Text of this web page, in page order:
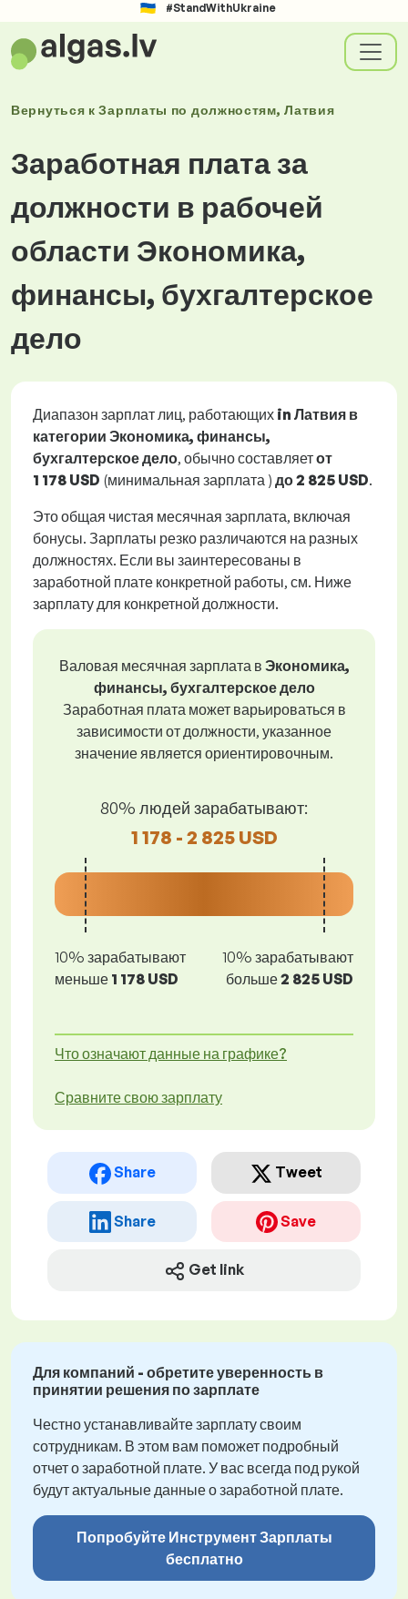
#StandWithUkraine
Вернуться кЗарплаты по должностям, Латвия
Заработная плата за
должности в рабочей
области Экономика,
финансы, бухгалтерское
дело
Диапазон зарплат лиц, работающих in Латвия в
категории Экономика, финансы,
бухгалтерское дело, обычно составляетот
1 178 USD (минимальная зарплата ) до2 825 USD.
Это общая чистая месячная зарплата, включая
бонусы. Зарплаты резко различаются на разных
должностях. Если вы заинтересованы в
заработной плате конкретной работы, см. Ниже
зарплату для конкретной должности.
Валовая месячная зарплата в Экономика,
финансы, бухгалтерское дело
Заработная плата может варьироваться в
зависимости от должности, указанное
значение является ориентировочным.
80% людей зарабатывают:
1 178 - 2 825 USD
10% зарабатывают
меньше 1 178 USD
10% зарабатывают
больше2 825 USD
Что означают данные на графике?
Сравните свою зарплату
Share Tweet
Share Save
Get link
Для компаний - обретите уверенность в
принятии решения по зарплате
Честно устанавливайте зарплату своим
сотрудникам. В этом вам поможет подробный
отчет о заработной плате. У вас всегда под рукой
будут актуальные данные о заработной плате.
Попробуйте Инструмент Зарплаты
бесплатно